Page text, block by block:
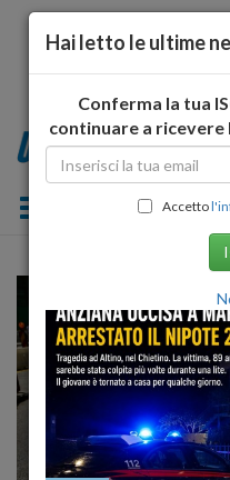
Toggle
Hai letto le ultime
Conferma la tua
continuare a ricevere
Accetto